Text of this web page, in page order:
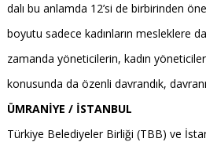
dalı bu anlamda 12’si de birbirinden
boyutu sadece kadınların mesleklere
zamanda yöneticilerin, kadın
konusunda da özenli davrandık,
ÜMRANİYE / İSTANBUL
Türkiye Belediyeler Birliği (TBB) ve